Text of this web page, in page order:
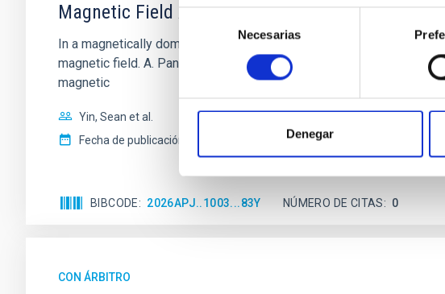
Selección
consentimiento
Necesarias
Denegar
Magnetic Field Alignment with Dense Cores in
In a magnetically dominated model of star formation, we expect to
magnetic field. A. Pandhi et al. showed instead, however, that the
magnetic
Yin, Sean et al.
Fecha de publicación:
BIBCODE 2026APJ..1003...83Y NÚMERO DE CITAS 0
CON ÁRBITRO